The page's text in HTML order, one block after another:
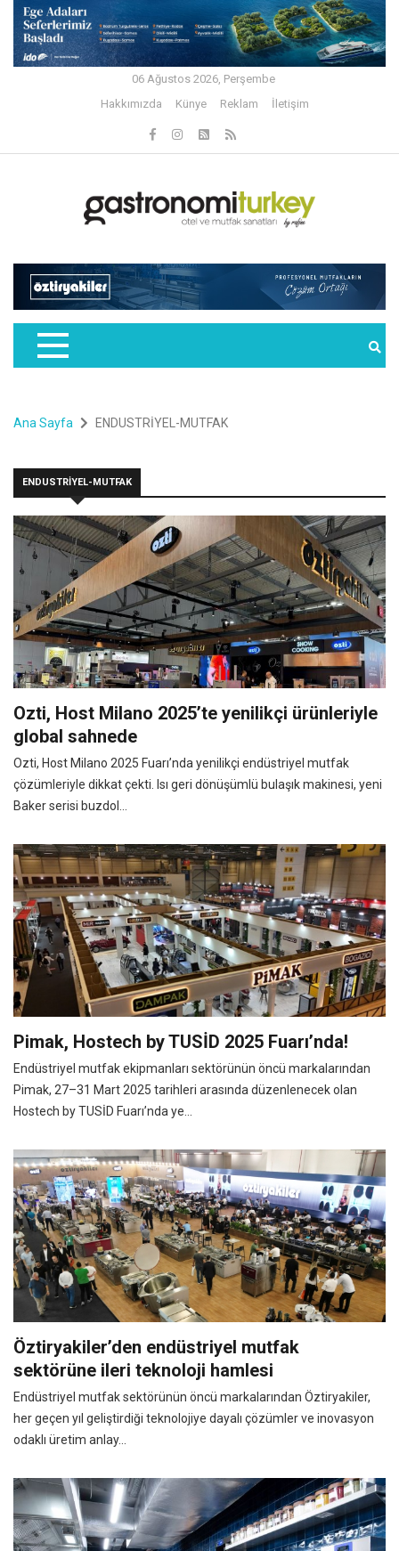
06 Ağustos 2026, Perşembe
Hakkımızda
Künye Reklam İletişim
Ana Sayfa ENDUSTRİYEL-MUTFAK
ENDUSTRİYEL-MUTFAK
Ozti, Host Milano 2025’te yenilikçi ürünleriyle
global sahnede
Ozti, Host Milano 2025 Fuarı’nda yenilikçi endüstriyel mutfak
çözümleriyle dikkat çekti. Isı geri dönüşümlü bulaşık makinesi, yeni
Baker serisi buzdol...
Pimak, Hostech by TUSİD 2025 Fuarı’nda!
Endüstriyel mutfak ekipmanları sektörünün öncü markalarından
Pimak, 27–31 Mart 2025 tarihleri arasında düzenlenecek olan
Hostech by TUSİD Fuarı’nda ye...
Öztiryakiler’den endüstriyel mutfak
sektörüne ileri teknoloji hamlesi
Endüstriyel mutfak sektörünün öncü markalarından Öztiryakiler,
her geçen yıl geliştirdiği teknolojiye dayalı çözümler ve inovasyon
odaklı üretim anlay...